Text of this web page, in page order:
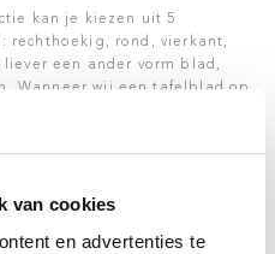
van cookies
en advertenties te
kan je kiezen uit 5
rechthoekig, rond, vierkant,
een ander vorm blad,
Wanneer wij een tafelblad op
of foto ontvangen, kunnen
en motieven aan.